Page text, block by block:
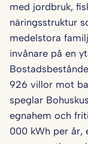
med jordbruk,
näringsstruktur
medelstora
invånare på en
926 villor mot
speglar
egnahem och
000 kWh per år,